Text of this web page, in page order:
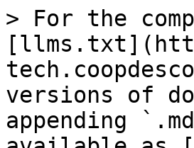
> For the
versions of
appending